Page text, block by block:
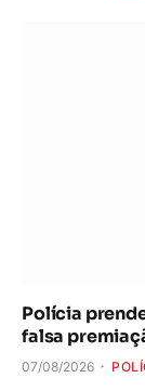
Polícia
falsa
07/08/2026